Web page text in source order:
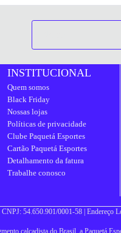
INSTITUCIONAL
Quem somos
Black Friday
Nossas lojas
Políticas de privacidade
Clube Paquetá Esportes
Cartão Paquetá Esportes
Detalhamento da fatura
Trabalhe conosco
CNPJ: 54.650.901/0001-58 | Endereço
calçadista do Brasil, a Paquetá